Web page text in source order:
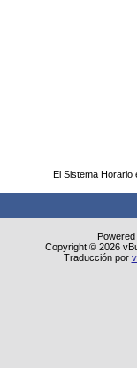
El Sistema
Copyright © 2026
Traducción por